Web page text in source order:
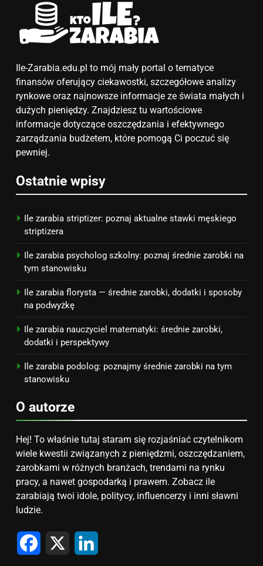
Akcje charytatywne w szkole:
pomysły i przykłady, które
ZAROBKI
7
Jak przygotować się finansowo
na narodziny dziecka: ile to
kosztuje i jak zaplanować
PORADY
Netflix tagger — czym jest,
PRACA
Ile-Zarabia.edu.pl to mój mały portal o tematyce
finansów oferujący ciekawostki, szczegółowe analizy
rynkowe oraz najnowsze informacje ze świata małych i
dużych pieniędzy. Znajdziesz tu wartościowe
informacje dotyczące oszczędzania i efektywnego
zarządzania budżetem, które pomogą Ci poczuć się
pewniej.
Ostatnie wpisy
Ile zarabia striptizer: poznaj aktualne stawki męskiego
striptizera
Ile zarabia psycholog szkolny: poznaj średnie zarobki na
tym stanowisku
Ile zarabia florysta — średnie zarobki, dodatki i sposoby
na podwyżkę
Ile zarabia nauczyciel matematyki: średnie zarobki,
dodatki i perspektywy
Ile zarabia podolog: poznajmy średnie zarobki na tym
stanowisku
O autorze
Hej! To właśnie tutaj staram się rozjaśniać czytelnikom
wiele kwestii związanych z pieniędzmi, oszczędzaniem,
zarobkami w różnych branżach, trendami na rynku
pracy, a nawet gospodarką i prawem. Zobacz ile
zarabiają twoi idole, politycy, influencerzy i inni sławni
ludzie.
Facebook
X